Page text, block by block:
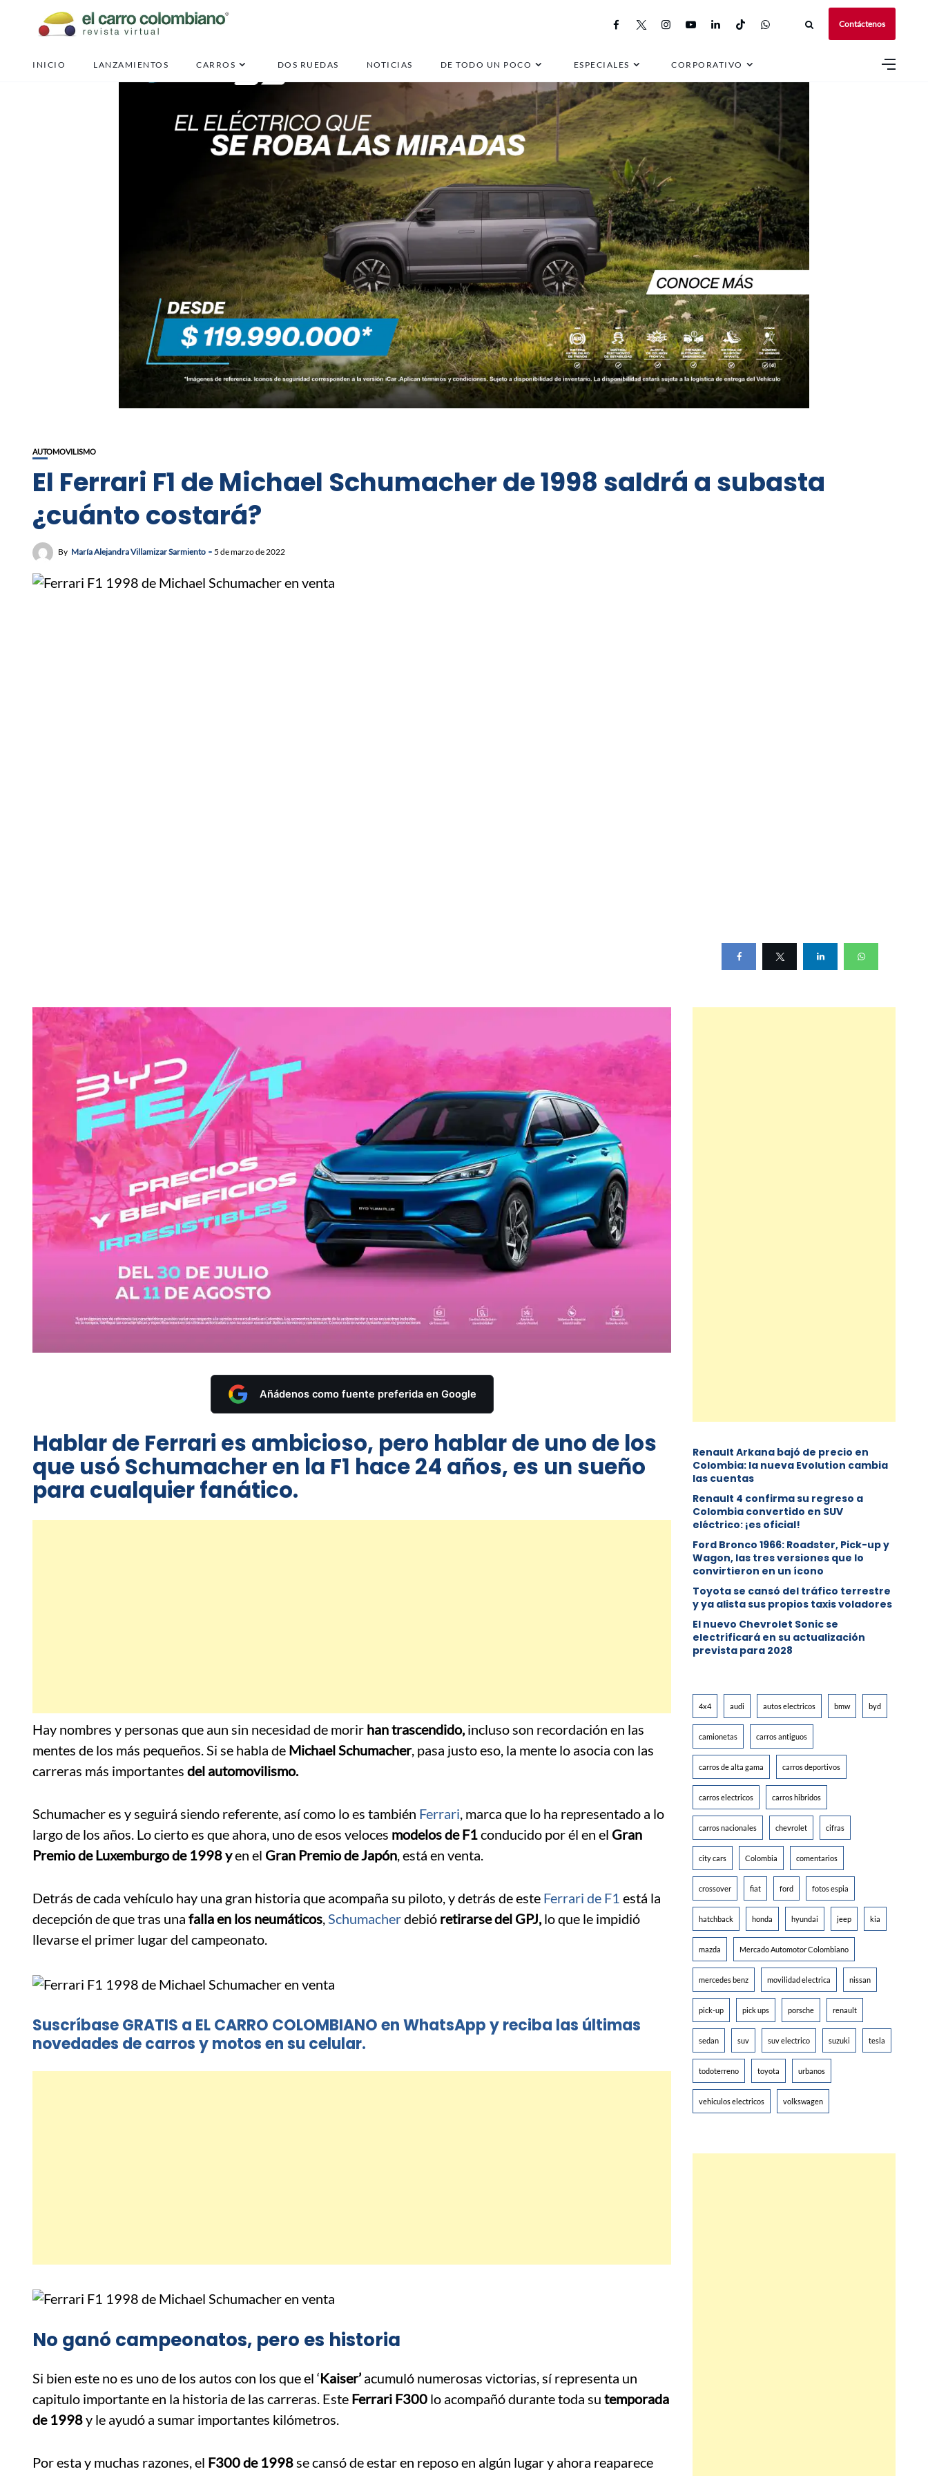
Contáctenos
INICIO LANZAMIENTOS CARROS DOS RUEDAS NOTICIAS DE TODO UN POCO ESPECIALES CORPORATIVO
AUTOMOVILISMO
El Ferrari F1 de Michael Schumacher de 1998 saldrá a subasta
¿cuánto costará?
By María Alejandra Villamizar Sarmiento 5 de marzo de 2022
Añádenos como fuente preferida en Google
Hablar de Ferrari es ambicioso, pero hablar de uno de los
que usó Schumacher en la F1 hace 24 años, es un sueño
para cualquier fanático.
Hay nombres y personas que aun sin necesidad de morir han trascendido,incluso son recordación en las
mentes de los más pequeños. Si se habla de Michael Schumacher, pasa justo eso, la mente lo asocia con las
carreras más importantes del automovilismo.
Schumacher es y seguirá siendo referente, así como lo es también Ferrari, marca que lo ha representado a lo
largo de los años. Lo cierto es que ahora, uno de esos veloces modelos de F1conducido por él en el Gran
Premio de Luxemburgo de 1998 yen el Gran Premio de Japón, está en venta.
Detrás de cada vehículo hay una gran historia que acompaña su piloto, y detrás de este Ferrari de F1 está la
decepción de que tras una falla en los neumáticos,Schumacherdebió retirarse del GPJ,lo que le impidió
llevarse el primer lugar del campeonato.
Suscríbase GRATIS a EL CARRO COLOMBIANO en WhatsApp y reciba las últimas
novedades de carros y motos en su celular.
No ganó campeonatos, pero es historia
Si bien este no es uno de los autos con los que el ‘Kaiser’ acumuló numerosas victorias, sí representa un
capitulo importante en la historia de las carreras. Este Ferrari F300 lo acompañó durante toda su temporada
de 1998y le ayudó a sumar importantes kilómetros.
Por esta y muchas razones, el F300 de 1998se cansó de estar en reposo en algún lugar y ahora reaparece
Renault Arkana bajó de precio en
Colombia: la nueva Evolution cambia
las cuentas
Renault 4 confirma su regreso a
Colombia convertido en SUV
eléctrico: ¡es oficial!
Ford Bronco 1966: Roadster, Pick-up y
Wagon, las tres versiones que lo
convirtieron en un ícono
Toyota se cansó del tráfico terrestre
y ya alista sus propios taxis voladores
El nuevo Chevrolet Sonic se
electrificará en su actualización
prevista para 2028
4x4 audi autos electricos bmw byd
camionetas carros antiguos
carros de alta gama carros deportivos
carros electricos carros hibridos
carros nacionales chevrolet cifras
city cars Colombia comentarios
crossover fiat ford fotos espia
hatchback honda hyundai jeep kia
mazda Mercado Automotor Colombiano
mercedes benz movilidad electrica nissan
pick-up pick ups porsche renault
sedan suv suv electrico suzuki tesla
todoterreno toyota urbanos
vehiculos electricos volkswagen